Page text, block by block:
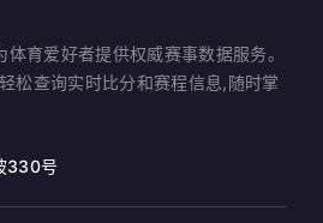
育爱好者提供权威赛事数据服务。
松查询实时比分和赛程信息,随时掌
330号